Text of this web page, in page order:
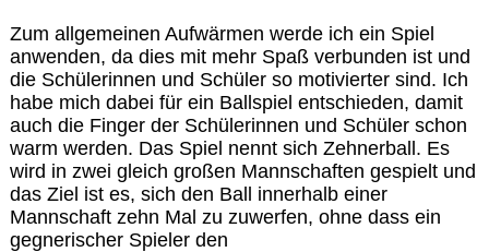
Zum allgemeinen Aufwärmen werde ich ein Spiel
anwenden, da dies mit mehr Spaß verbunden ist und
die Schülerinnen und Schüler so motivierter sind. Ich
habe mich dabei für ein Ballspiel entschieden, damit
auch die Finger der Schülerinnen und Schüler schon
warm werden. Das Spiel nennt sich Zehnerball. Es
wird in zwei gleich großen Mannschaften gespielt und
das Ziel ist es, sich den Ball innerhalb einer
Mannschaft zehn Mal zu zuwerfen, ohne dass ein
gegnerischer Spieler den